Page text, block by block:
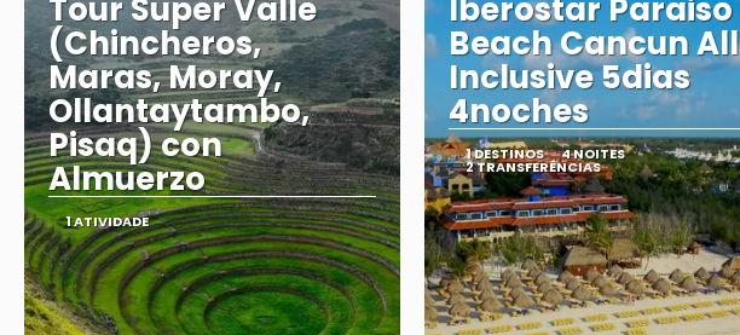
Tour Super Valle
(Chincheros,
Maras, Moray,
Ollantaytambo,
Pisaq) con
Almuerzo
1 ATIVIDADE
Iberostar Paraiso
Beach Cancun All
Inclusive 5dias
4noches
1 DESTINOS 4 NOITES
2 TRANSFERÊNCIAS